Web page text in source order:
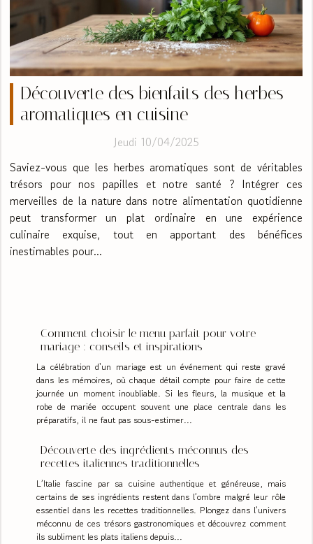
Découverte des bienfaits des herbes
aromatiques en cuisine
Jeudi 10/04/2025
Saviez-vous que les herbes aromatiques sont de véritables
trésors pour nos papilles et notre santé ? Intégrer ces
merveilles de la nature dans notre alimentation quotidienne
peut transformer un plat ordinaire en une expérience
culinaire exquise, tout en apportant des bénéfices
inestimables pour...
Comment choisir le menu parfait pour votre
mariage : conseils et inspirations
La célébration d'un mariage est un événement qui reste gravé
dans les mémoires, où chaque détail compte pour faire de cette
journée un moment inoubliable. Si les fleurs, la musique et la
robe de mariée occupent souvent une place centrale dans les
préparatifs, il ne faut pas sous-estimer...
Découverte des ingrédients méconnus des
recettes italiennes traditionnelles
L’Italie fascine par sa cuisine authentique et généreuse, mais
certains de ses ingrédients restent dans l’ombre malgré leur rôle
essentiel dans les recettes traditionnelles. Plongez dans l’univers
méconnu de ces trésors gastronomiques et découvrez comment
ils subliment les plats italiens depuis...